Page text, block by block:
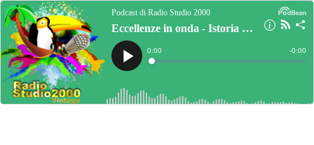
Podcast di Radio Studio 2000
Eccellenze in onda - Istoria 2025 parte seconda
Play
Current
Time
0:00
Loaded:
Time
-0:00